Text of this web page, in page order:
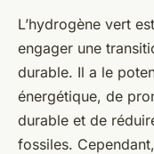
L’hydrogène vert
engager une
durable. Il a le
énergétique, de
durable et de
fossiles.